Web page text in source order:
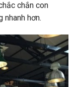
chắn con
nhanh hơn.